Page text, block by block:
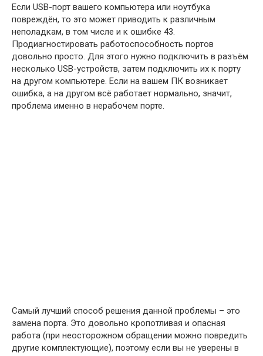
Если USB-порт вашего компьютера или ноутбука
повреждён, то это может приводить к различным
неполадкам, в том числе и к ошибке 43.
Продиагностировать работоспособность портов
довольно просто. Для этого нужно подключить в разъём
несколько USB-устройств, затем подключить их к порту
на другом компьютере. Если на вашем ПК возникает
ошибка, а на другом всё работает нормально, значит,
проблема именно в нерабочем порте.
Самый лучший способ решения данной проблемы – это
замена порта. Это довольно кропотливая и опасная
работа (при неосторожном обращении можно повредить
другие комплектующие), поэтому если вы не уверены в